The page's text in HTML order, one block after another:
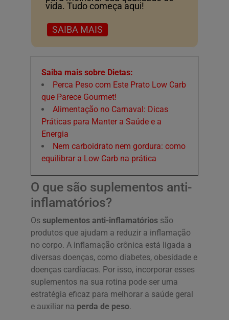
vida. Tudo começa aqui!
SAIBA MAIS
Saiba mais sobre Dietas:
Perca Peso com Este Prato Low Carb
que Parece Gourmet!
Alimentação no Carnaval: Dicas
Práticas para Manter a Saúde e a
Energia
Nem carboidrato nem gordura: como
equilibrar a Low Carb na prática
O que são suplementos anti-
inflamatórios?
Os suplementos anti-inflamatórios são
produtos que ajudam a reduzir a inflamação
no corpo. A inflamação crônica está ligada a
diversas doenças, como diabetes, obesidade e
doenças cardíacas. Por isso, incorporar esses
suplementos na sua rotina pode ser uma
estratégia eficaz para melhorar a saúde geral
e auxiliar na perda de peso.